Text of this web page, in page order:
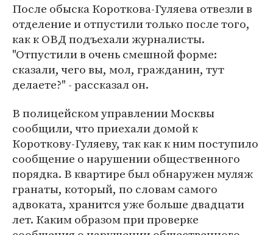
После обыска Короткова-Гуляева отвезли в
отделение и отпустили только после того,
как к ОВД подъехали журналисты.
"Отпустили в очень смешной форме:
сказали, чего вы, мол, гражданин, тут
делаете?" - рассказал он.
В полицейском управлении Москвы
сообщили, что приехали домой к
Короткову-Гуляеву, так как к ним поступило
сообщение о нарушении общественного
порядка. В квартире был обнаружен муляж
гранаты, который, по словам самого
адвоката, хранится уже больше двадцати
лет. Каким образом при проверке